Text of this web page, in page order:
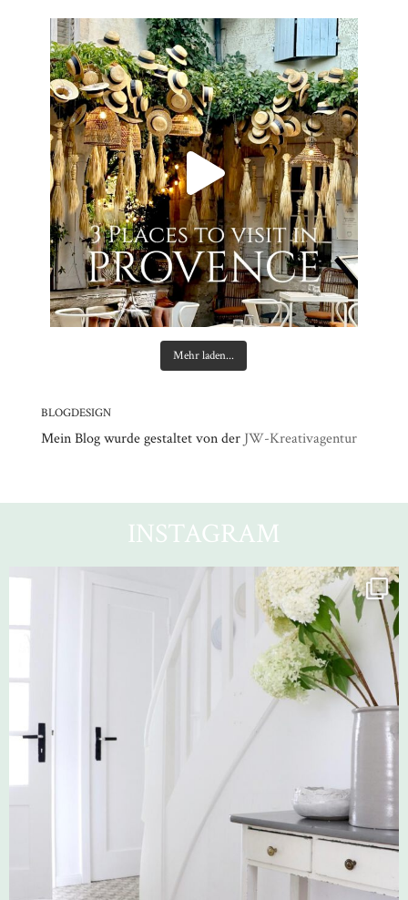
Mehr laden...
BLOGDESIGN
Mein Blog wurde gestaltet von der JW-Kreativagentur
INSTAGRAM